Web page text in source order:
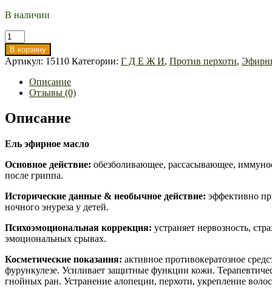
В наличии
Количество
товара
Ель
эфирное
масло
В корзину
Артикул: 15110 Категории: Г Д Е Ж И, Против перхоти,
Описание
Отзывы (0)
Описание
Ель эфирное масло
Основное действие: обезболивающее, рассасывающее,
после гриппа.
Исторические данные & необычное действие: эффективно
ночного энуреза у детей.
Психоэмоциональная коррекция: устраняет нервозность,
эмоциональных срывах.
Косметические показания: активное противокератозное
фурункулезе. Усиливает защитные функции кожи.
гнойных ран. Устранение алопеции, перхоти, укрепление